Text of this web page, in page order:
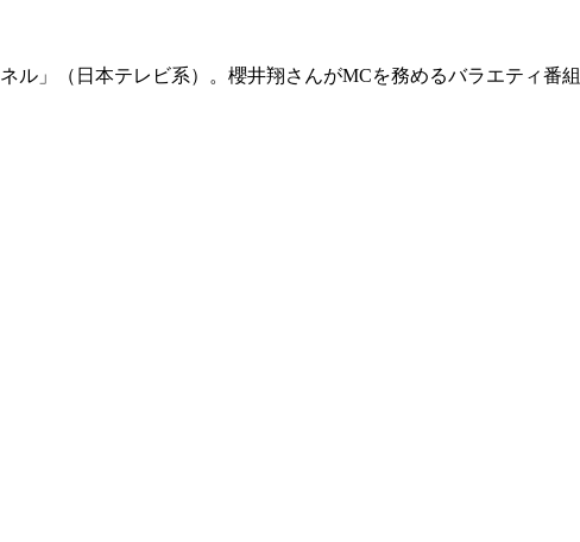
ル」（日本テレビ系）。櫻井翔さんがMCを務めるバラエティ